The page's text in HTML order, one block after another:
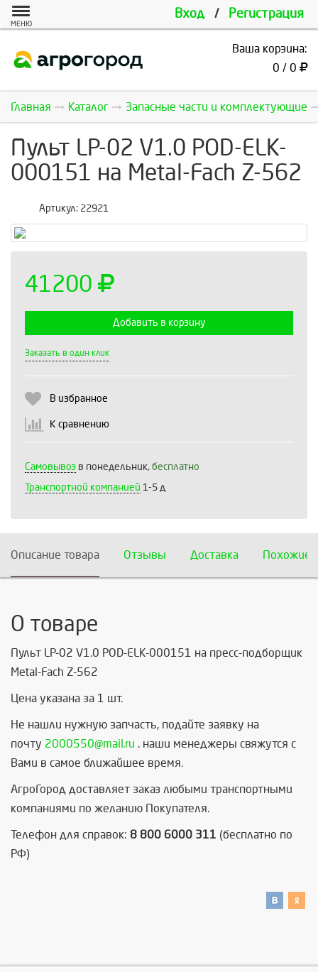
Вход / Регистрация
МЕНЮ
Ваша корзина:
0 / 0
Главная Каталог Запасные части и комплектующие
Пульт LP-02 V1.0 POD-ELK-
000151 на Metal-Fach Z-562
Артикул: 22921
41200
Добавить в корзину
Заказать в один клик
В избранное
К сравнению
Самовывоз в понедельник, бесплатно
Транспортной компанией 1-5 д
Описание товара Отзывы Доставка Похожие
О товаре
Пульт LP-02 V1.0 POD-ELK-000151 на пресс-подборщик
Metal-Fach Z-562
Цена указана за 1 шт.
Не нашли нужную запчасть, подайте заявку на
почту 2000550@mail.ru . наши менеджеры свяжутся с
Вами в самое ближайшее время.
АгроГород доставляет заказ любыми транспортными
компаниями по желанию Покупателя.
Телефон для справок: 8 800 6000 311 (бесплатно по
РФ)